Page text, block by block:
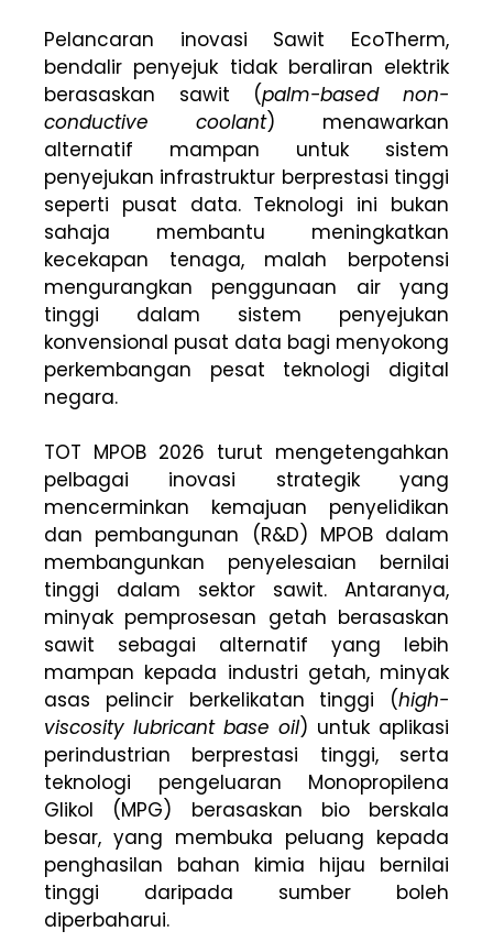
Pelancaran inovasi Sawit EcoTherm,
bendalir penyejuk tidak beraliran elektrik
berasaskan sawit (palm-based
non-
conductive coolant) menawarkan
alternatif mampan untuk sistem
penyejukan infrastruktur berprestasi tinggi
seperti pusat data. Teknologi ini bukan
sahaja membantu meningkatkan
kecekapan tenaga, malah berpotensi
mengurangkan penggunaan air yang
tinggi dalam sistem penyejukan
konvensional pusat data bagi menyokong
perkembangan pesat teknologi digital
negara.
TOT MPOB 2026 turut mengetengahkan
pelbagai inovasi strategik yang
mencerminkan kemajuan penyelidikan
dan pembangunan (R&D) MPOB dalam
membangunkan penyelesaian bernilai
tinggi dalam sektor sawit. Antaranya,
minyak pemprosesan getah berasaskan
sawit sebagai alternatif yang lebih
mampan kepada industri getah, minyak
asas pelincir berkelikatan tinggi (high-
viscosity lubricant base oil) untuk aplikasi
perindustrian berprestasi tinggi, serta
teknologi pengeluaran Monopropilena
Glikol (MPG) berasaskan bio berskala
besar, yang membuka peluang kepada
penghasilan bahan kimia hijau bernilai
tinggi daripada sumber boleh
diperbaharui.